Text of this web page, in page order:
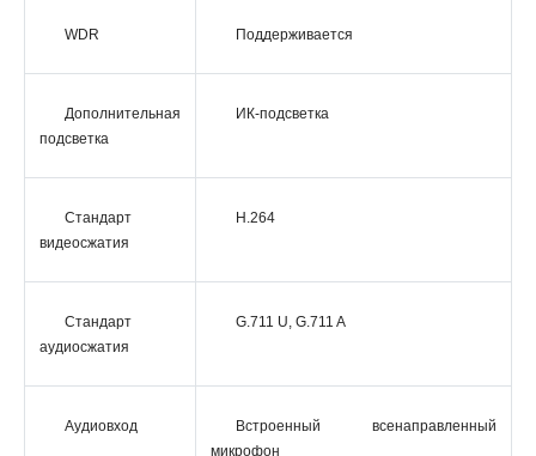
WDR Поддерживается
Дополнительная
подсветка
ИК-подсветка
Стандарт
видеосжатия
H.264
Стандарт
аудиосжатия
G.711 U, G.711 A
Аудиовход
Встроенный всенаправленный
микрофон